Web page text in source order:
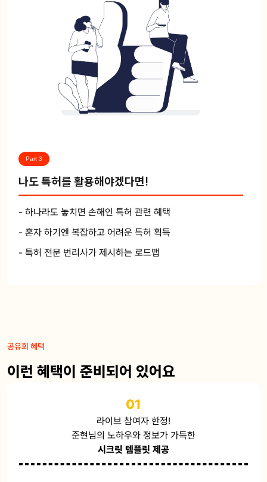
Part 3
나도 특허를 활용해야겠다면!
- 하나라도 놓치면 손해인 특허 관련 혜택
- 혼자 하기엔 복잡하고 어려운 특허 획득
- 특허 전문 변리사가 제시하는 로드맵
공유회 혜택
이런 혜택이 준비되어 있어요
01
라이브 참여자 한정!
준현님의 노하우와 정보가 가득한
시크릿 템플릿 제공